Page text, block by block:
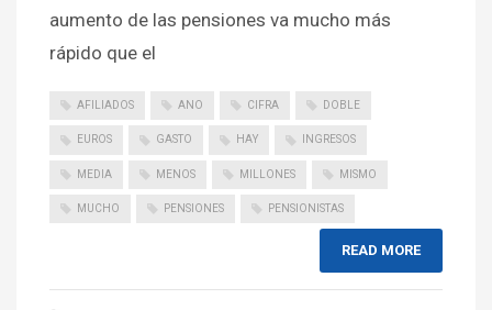
aumento de las pensiones va mucho más
rápido que el
AFILIADOS ANO CIFRA DOBLE
EUROS GASTO HAY INGRESOS
MEDIA MENOS MILLONES MISMO
MUCHO PENSIONES PENSIONISTAS
READ MORE